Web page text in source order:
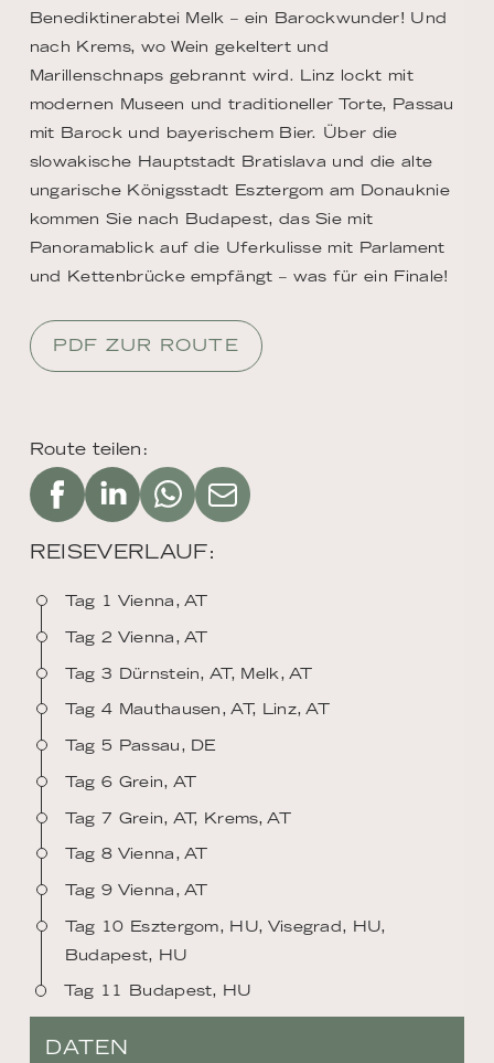
Route teilen:
REISEVERLAUF:
Tag 1 Vienna, AT
Tag 2 Vienna, AT
Tag 3 Dürnstein, AT, Melk, AT
Tag 4 Mauthausen, AT, Linz, AT
Tag 5 Passau, DE
Tag 6 Grein, AT
Tag 7 Grein, AT, Krems, AT
Tag 8 Vienna, AT
Tag 9 Vienna, AT
Tag 10 Esztergom, HU, Visegrad, HU,
Budapest, HU
Tag 11 Budapest, HU
Benediktinerabtei Melk – ein Barockwunder! Und
nach Krems, wo Wein gekeltert und
Marillenschnaps gebrannt wird. Linz lockt mit
modernen Museen und traditioneller Torte, Passau
mit Barock und bayerischem Bier. Über die
slowakische Hauptstadt Bratislava und die alte
ungarische Königsstadt Esztergom am Donauknie
kommen Sie nach Budapest, das Sie mit
Panoramablick auf die Uferkulisse mit Parlament
und Kettenbrücke empfängt – was für ein Finale!
PDF ZUR ROUTE
DATEN